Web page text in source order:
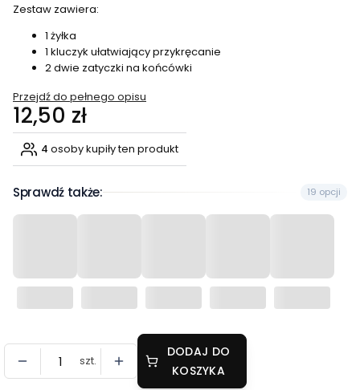
Zestaw zawiera:
1 żyłka
1 kluczyk ułatwiający przykręcanie
2 dwie zatyczki na końcówki
Przejdź do pełnego opisu
Cena
12,50 zł
4 osoby kupiły ten produkt
Sprawdź także: 19 opcji
szt.
DODAJ DO
KOSZYKA